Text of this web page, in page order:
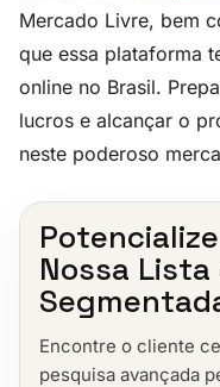
Mercado Livre, bem
que essa plataforma
online no Brasil.
lucros e alcançar o
neste poderoso
Nossa
Encontre o cliente
pesquisa avançada